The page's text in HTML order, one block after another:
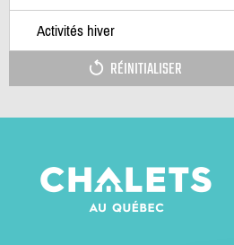
Activités hiver
RÉINITIALISER